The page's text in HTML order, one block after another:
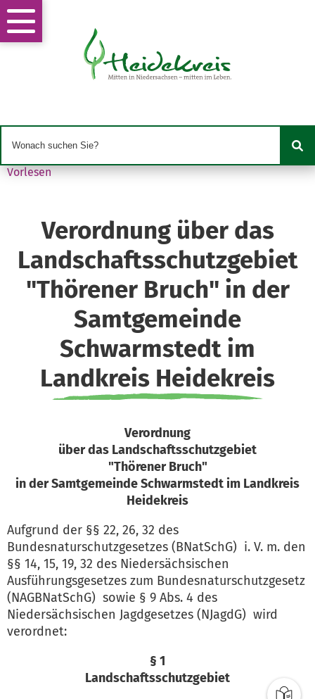
Vorlesen
Verordnung über das
Landschaftsschutzgebiet
"Thörener Bruch" in der
Samtgemeinde
Schwarmstedt im
Landkreis Heidekreis
Verordnung
über das Landschaftsschutzgebiet
"Thörener Bruch"
in der Samtgemeinde Schwarmstedt im Landkreis
Heidekreis
Aufgrund der §§ 22, 26, 32 des
Bundesnaturschutzgesetzes (BNatSchG) i. V. m. den
§§ 14, 15, 19, 32 des Niedersächsischen
Ausführungsgesetzes zum Bundesnaturschutzgesetz
(NAGBNatSchG) sowie § 9 Abs. 4 des
Niedersächsischen Jagdgesetzes (NJagdG) wird
verordnet:
§ 1
Landschaftsschutzgebiet